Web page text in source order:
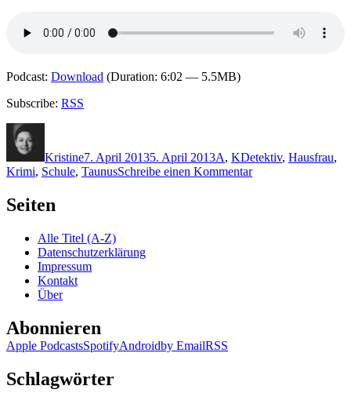
Podcast: Download (Duration: 6:02 — 5.5MB)
Subscribe: RSS
Kristine7. April 20135. April 2013A, KDetektiv, Hausfrau,
Krimi, Schule, TaunusSchreibe einen Kommentarzu
Seiten
Alle Titel (A-Z)
Datenschutzerklärung
Impressum
Kontakt
Über
Abonnieren
Apple PodcastsSpotifyAndroidby EmailRSS
Schlagwörter